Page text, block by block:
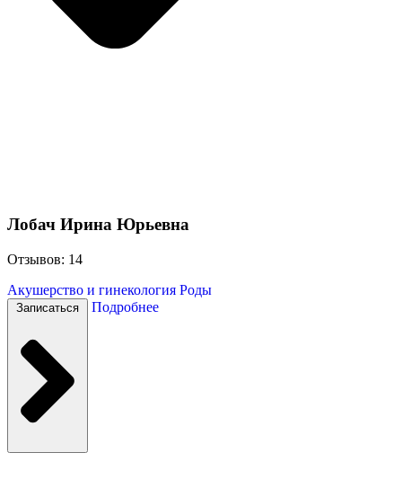
Лобач Ирина Юрьевна
Отзывов: 14
Акушерство и гинекология Роды
Записаться Подробнее